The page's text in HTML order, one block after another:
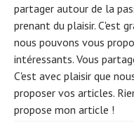
partager autour de la
prenant du plaisir. C'est
nous pouvons vous
intéressants. Vous
C'est avec plaisir que
proposer vos articles.
propose mon article !